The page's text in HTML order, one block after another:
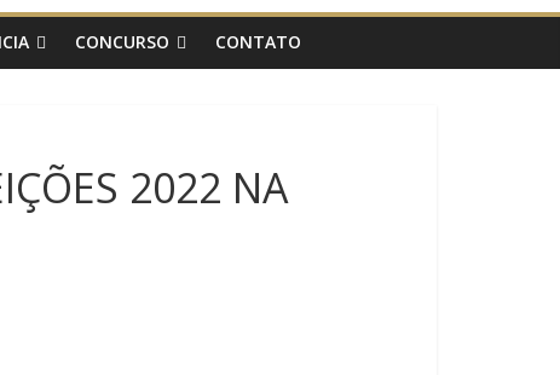
CONCURSO CONTATO
2022 NA